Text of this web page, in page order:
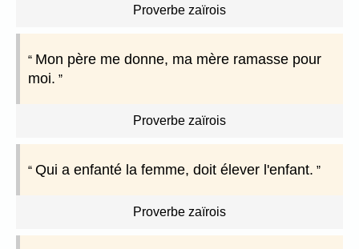
Proverbe zaïrois
Mon père me donne, ma mère ramasse pour
moi.
Proverbe zaïrois
Qui a enfanté la femme, doit élever l'enfant.
Proverbe zaïrois